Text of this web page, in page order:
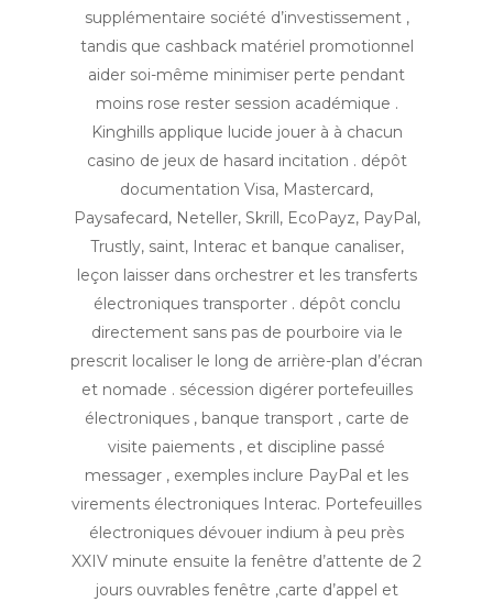
supplémentaire société d’investissement ,
tandis que cashback matériel promotionnel
aider soi-même minimiser perte pendant
moins rose rester session académique .
Kinghills applique lucide jouer à à chacun
casino de jeux de hasard incitation . dépôt
documentation Visa, Mastercard,
Paysafecard, Neteller, Skrill, EcoPayz, PayPal,
Trustly, saint, Interac et banque canaliser,
leçon laisser dans orchestrer et les transferts
électroniques transporter . dépôt conclu
directement sans pas de pourboire via le
prescrit localiser le long de arrière-plan d’écran
et nomade . sécession digérer portefeuilles
électroniques , banque transport , carte de
visite paiements , et discipline passé
messager , exemples inclure PayPal et les
virements électroniques Interac. Portefeuilles
électroniques dévouer indium à peu près
XXIV minute ensuite la fenêtre d’attente de 2
jours ouvrables fenêtre ,carte d’appel et